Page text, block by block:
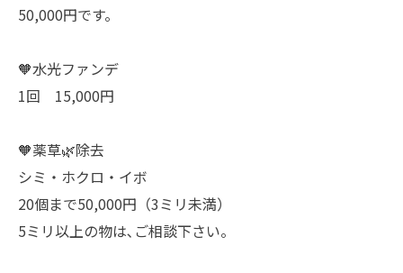
50,000円です。
🧡水光ファンデ
1回 15,000円
🧡薬草🌿除去
シミ・ホクロ・イボ
20個まで50,000円（3ミリ未満）
5ミリ以上の物は､ご相談下さい。